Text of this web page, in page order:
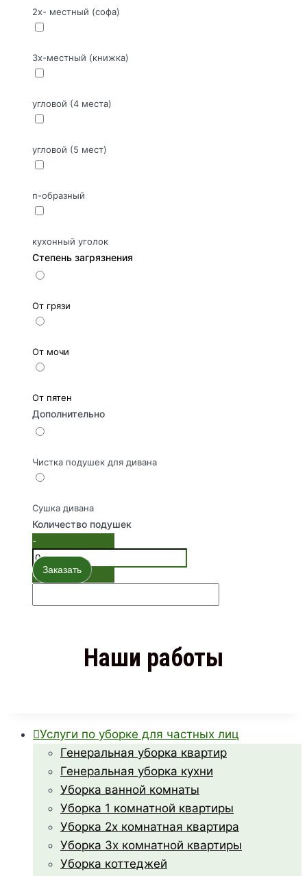
2х- местный (софа)
3х-местный (книжка)
угловой (4 места)
угловой (5 мест)
п-образный
кухонный уголок
Степень загрязнения
От грязи
От мочи
От пятен
Дополнительно
Чистка подушек для дивана
Сушка дивана
Количество подушек
-
+ Заказать
Наши работы
Услуги по уборке для частных лиц
Генеральная уборка квартир
Генеральная уборка кухни
Уборка ванной комнаты
Уборка 1 комнатной квартиры
Уборка 2х комнатная квартира
Уборка 3х комнатной квартиры
Уборка коттеджей